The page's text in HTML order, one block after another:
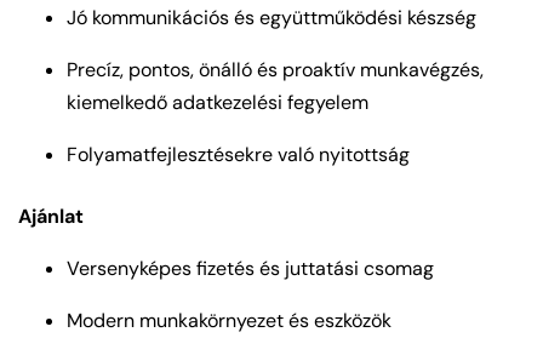
Jó kommunikációs és együttműködési készség
Precíz, pontos, önálló és proaktív munkavégzés,
kiemelkedő adatkezelési fegyelem
Folyamatfejlesztésekre való nyitottság
Ajánlat
Versenyképes fizetés és juttatási csomag
Modern munkakörnyezet és eszközök